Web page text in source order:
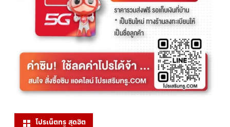
โปรเน็ตทรู สุดฮิต